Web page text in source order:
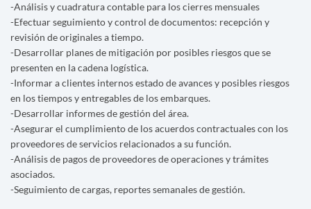
-Análisis y cuadratura contable para los cierres mensuales
-Efectuar seguimiento y control de documentos: recepción y
revisión de originales a tiempo.
-Desarrollar planes de mitigación por posibles riesgos que se
presenten en la cadena logística.
-Informar a clientes internos estado de avances y posibles riesgos
en los tiempos y entregables de los embarques.
-Desarrollar informes de gestión del área.
-Asegurar el cumplimiento de los acuerdos contractuales con los
proveedores de servicios relacionados a su función.
-Análisis de pagos de proveedores de operaciones y trámites
asociados.
-Seguimiento de cargas, reportes semanales de gestión.